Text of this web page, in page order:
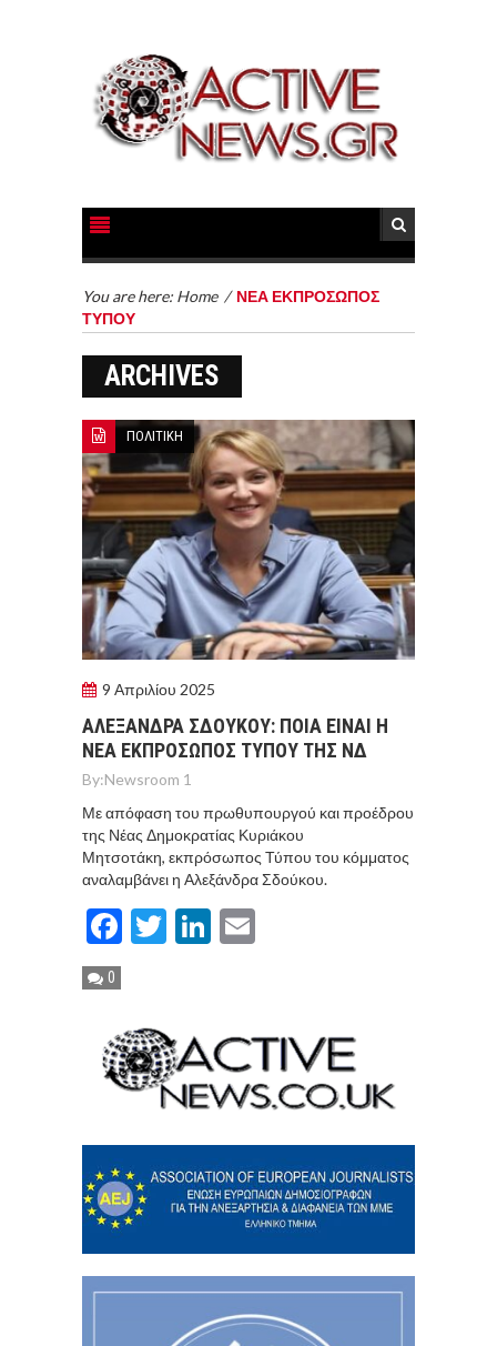
You are here: Home / ΝΕΑ ΕΚΠΡΟΣΩΠΟΣ
ΤΥΠΟΥ
ARCHIVES
ΠΟΛΙΤΙΚΗ
9 Απριλίου 2025
ΑΛΕΞΑΝΔΡΑ ΣΔΟΥΚΟΥ: ΠΟΙΑ ΕΙΝΑΙ Η
ΝΕΑ ΕΚΠΡΟΣΩΠΟΣ ΤΥΠΟΥ ΤΗΣ ΝΔ
By:Newsroom 1
Με απόφαση του πρωθυπουργού και προέδρου
της Νέας Δημοκρατίας Κυριάκου
Μητσοτάκη, εκπρόσωπος Τύπου του κόμματος
αναλαμβάνει η Αλεξάνδρα Σδούκου.
Facebook
TwitterLinkedIn
0